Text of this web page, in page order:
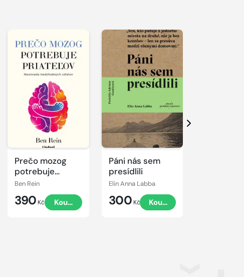
Prečo mozog
potrebuje
priateľov
Ben Rein
390 Kč Koupit
Páni nás sem
presídlili
Elin Anna Labba
300 Kč Koupit
Další